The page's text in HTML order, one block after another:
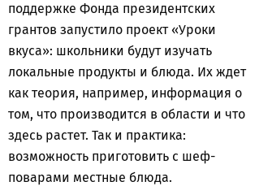
поддержке Фонда президентских
грантов запустило проект «Уроки
вкуса»: школьники будут изучать
локальные продукты и блюда. Их ждет
как теория, например, информация о
том, что производится в области и что
здесь растет. Так и практика:
возможность приготовить с шеф-
поварами местные блюда.